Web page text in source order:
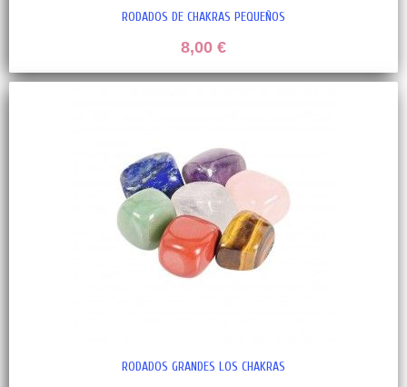
RODADOS DE CHAKRAS PEQUEÑOS
8,00 €
RODADOS GRANDES LOS CHAKRAS